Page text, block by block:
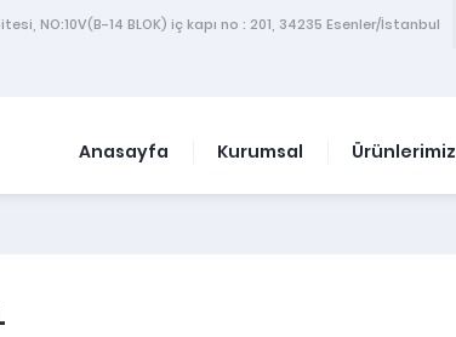
NO:10V(B-14 BLOK) iç kapı no : 201, 34235 Esenler/İstanbul
Anasayfa Kurumsal Ürünlerimiz